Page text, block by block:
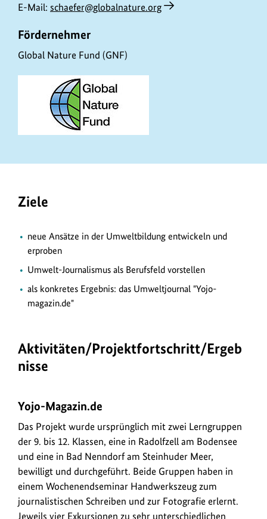
E-Mail: schaefer@globalnature.org
Fördernehmer
Global Nature Fund (GNF)
Ziele
neue Ansätze in der Umweltbildung entwickeln und
erproben
Umwelt-Journalismus als Berufsfeld vorstellen
als konkretes Ergebnis: das Umweltjournal "Yojo-
magazin.de"
Aktivitäten/Projektfortschritt/Ergeb
nisse
Yojo-Magazin.de
Das Projekt wurde ursprünglich mit zwei Lerngruppen
der 9. bis 12. Klassen, eine in Radolfzell am Bodensee
und eine in Bad Nenndorf am Steinhuder Meer,
bewilligt und durchgeführt. Beide Gruppen haben in
einem Wochenendseminar Handwerkszeug zum
journalistischen Schreiben und zur Fotografie erlernt.
Jeweils vier Exkursionen zu sehr unterschiedlichen